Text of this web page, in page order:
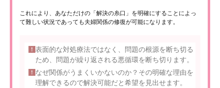
これにより、あなただけの「解決の糸口」を明確にすることによっ
て難しい状況であっても夫婦関係の修復が可能になります。
表面的な対処療法ではなく、問題の根源を断ち切る
ため、問題が繰り返される悪循環を断ち切ります。
なぜ関係がうまくいかないのか？その明確な理由を
理解できるので解決可能だと希望を見出せます。